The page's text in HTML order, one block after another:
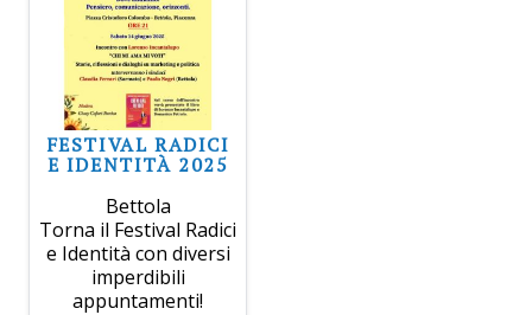
FESTIVAL RADICI
E IDENTITÀ 2025
Bettola
Torna il Festival Radici
e Identità con diversi
imperdibili
appuntamenti!